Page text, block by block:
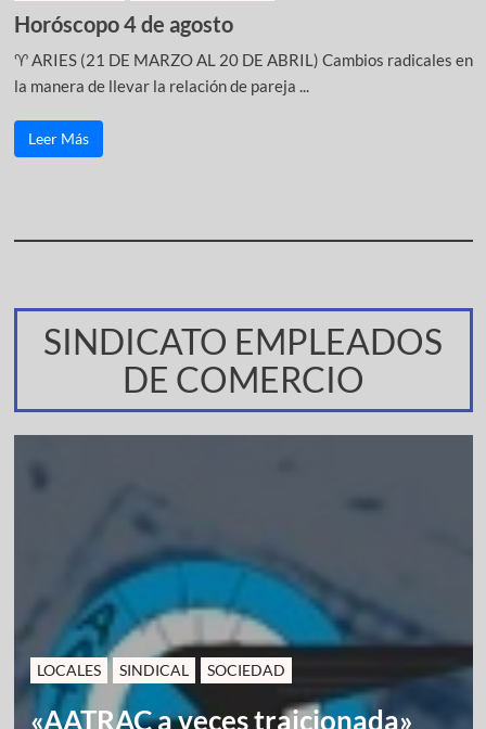
Horóscopo 4 de agosto
♈ ARIES (21 DE MARZO AL 20 DE ABRIL) Cambios radicales en
la manera de llevar la relación de pareja ...
Leer Más
SINDICATO EMPLEADOS
DE COMERCIO
LOCALES SINDICAL SOCIEDAD
«AATRAC a veces traicionada»